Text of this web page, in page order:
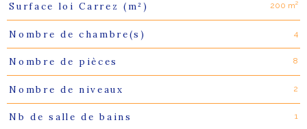
Surface loi Carrez (m²) 200 m²
Nombre de chambre(s) 4
Nombre de pièces 8
Nombre de niveaux 2
Nb de salle de bains 1